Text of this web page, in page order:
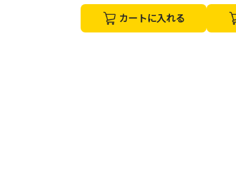
カートに入れる